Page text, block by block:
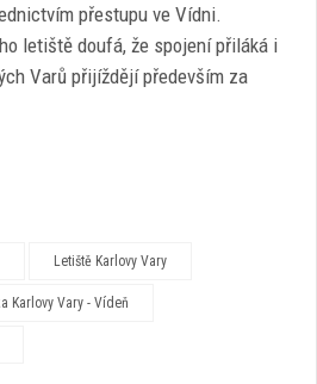
přestupu ve Vídni.
letiště doufá, že spojení přiláká i
Varů přijíždějí především za
Letiště Karlovy Vary
Karlovy Vary - Vídeň